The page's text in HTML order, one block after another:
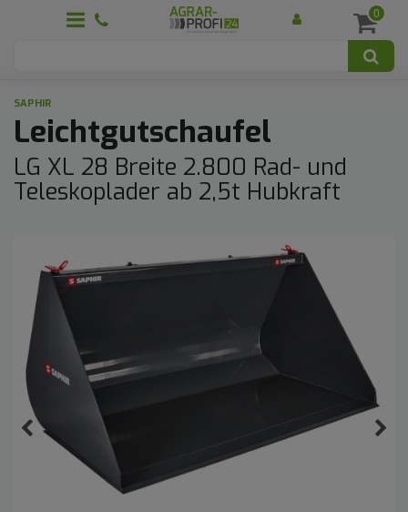
0
SAPHIR
Leichtgutschaufel
LG XL 28 Breite 2.800 Rad- und
Teleskoplader ab 2,5t Hubkraft